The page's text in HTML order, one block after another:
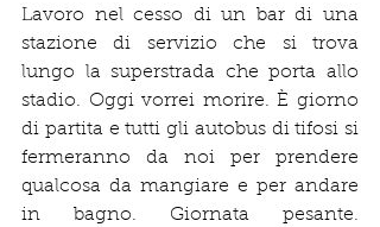
Lavoro nel cesso di un bar di una
stazione di servizio che si trova
lungo la superstrada che porta allo
stadio. Oggi vorrei morire. È giorno
di partita e tutti gli autobus di tifosi si
fermeranno da noi per prendere
qualcosa da mangiare e per andare
in bagno. Giornata pesante.